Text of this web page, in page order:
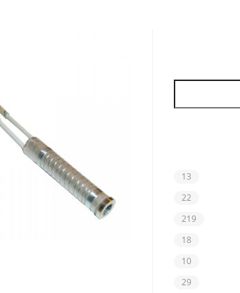
13
22
219
18
10
29